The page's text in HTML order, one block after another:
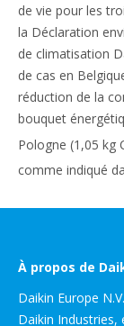
de vie pour les
la Déclaration
de climatisation
de cas en
réduction de la
bouquet
Pologne (1,05 kg
comme indiqué
À propos de
Daikin Europe
Daikin Industries,